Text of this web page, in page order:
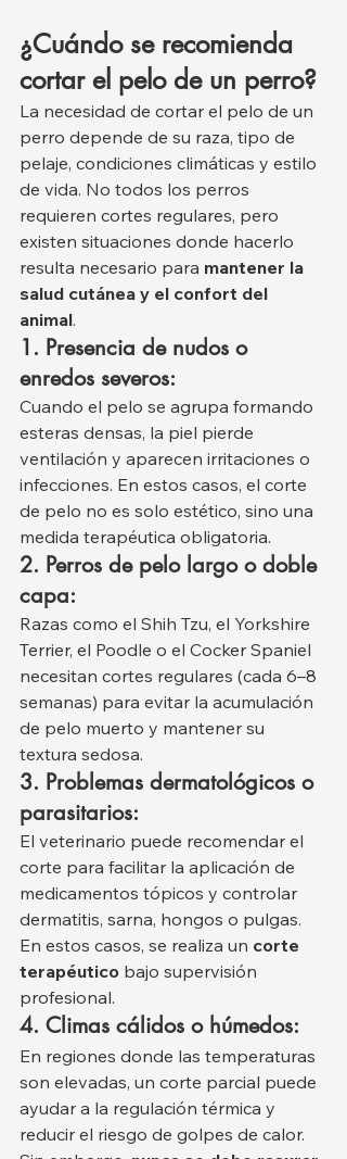
¿Cuándo se recomienda
cortar el pelo de un perro?
La necesidad de cortar el pelo de un
perro depende de su raza, tipo de
pelaje, condiciones climáticas y estilo
de vida. No todos los perros
requieren cortes regulares, pero
existen situaciones donde hacerlo
resulta necesario para mantener la
salud cutánea y el confort del
animal.
1. Presencia de nudos o
enredos severos:
Cuando el pelo se agrupa formando
esteras densas, la piel pierde
ventilación y aparecen irritaciones o
infecciones. En estos casos, el corte
de pelo no es solo estético, sino una
medida terapéutica obligatoria.
2. Perros de pelo largo o doble
capa:
Razas como el Shih Tzu, el Yorkshire
Terrier, el Poodle o el Cocker Spaniel
necesitan cortes regulares (cada 6–8
semanas) para evitar la acumulación
de pelo muerto y mantener su
textura sedosa.
3. Problemas dermatológicos o
parasitarios:
El veterinario puede recomendar el
corte para facilitar la aplicación de
medicamentos tópicos y controlar
dermatitis, sarna, hongos o pulgas.
En estos casos, se realiza un corte
terapéutico bajo supervisión
profesional.
4. Climas cálidos o húmedos:
En regiones donde las temperaturas
son elevadas, un corte parcial puede
ayudar a la regulación térmica y
reducir el riesgo de golpes de calor.